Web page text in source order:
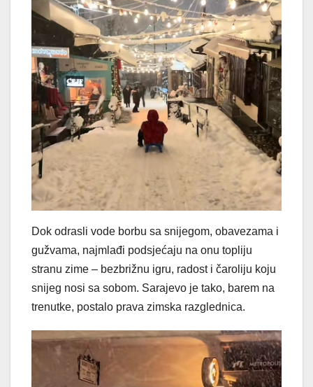
Dok odrasli vode borbu sa snijegom, obavezama i
gužvama, najmlađi podsjećaju na onu topliju
stranu zime – bezbrižnu igru, radost i čaroliju koju
snijeg nosi sa sobom. Sarajevo je tako, barem na
trenutke, postalo prava zimska razglednica.